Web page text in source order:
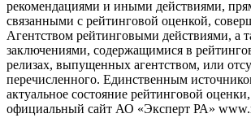
рекомендациями и иными действиями,
связанными с рейтинговой оценкой,
Агентством рейтинговыми действиями, а
заключениями, содержащимися в
релизах, выпущенных агентством, или
перечисленного. Единственным
актуальное состояние рейтинговой оценки,
официальный сайт АО «Эксперт РА»